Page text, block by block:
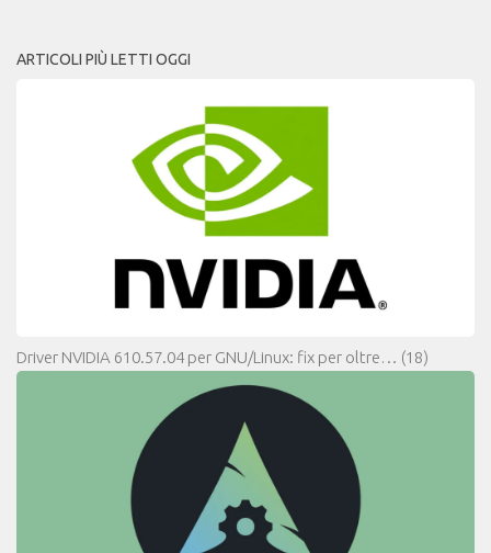
ARTICOLI PIÙ LETTI OGGI
Driver NVIDIA 610.57.04 per GNU/Linux: fix per oltre… (18)